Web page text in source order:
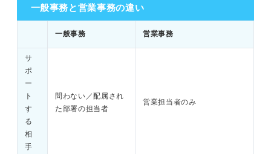
一般事務 営業事務
サ
ポ
ー
ト
す
る
相
手
問わない／配属され
た部署の担当者
営業担当者のみ
一般事務と営業事務の違い